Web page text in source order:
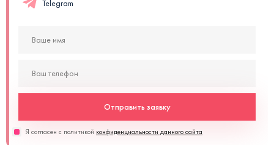
Telegram
Отправить заявку
Я согласен с политикой конфиденциальности данного сайта